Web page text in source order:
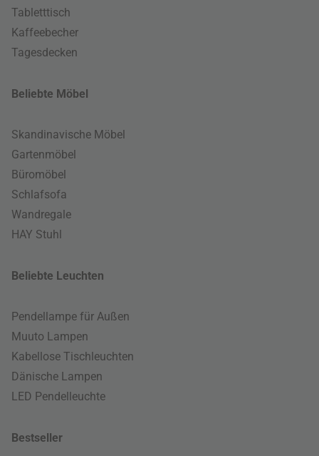
Tabletttisch
Kaffeebecher
Tagesdecken
Beliebte Möbel
Skandinavische Möbel
Gartenmöbel
Büromöbel
Schlafsofa
Wandregale
HAY Stuhl
Beliebte Leuchten
Pendellampe für Außen
Muuto Lampen
Kabellose Tischleuchten
Dänische Lampen
LED Pendelleuchte
Bestseller